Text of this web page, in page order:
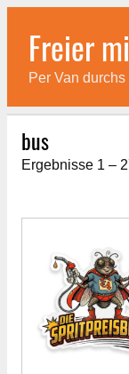
Skip
contentFreier
Per Van durchs
bus
Ergebnisse 1 –